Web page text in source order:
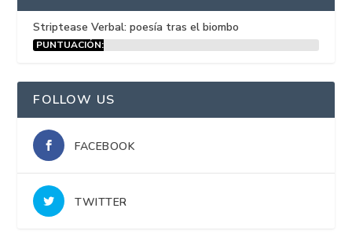
Striptease Verbal: poesía tras el biombo
PUNTUACIÓN:
FOLLOW US
FACEBOOK
TWITTER